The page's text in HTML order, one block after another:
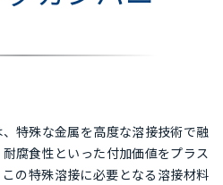
特殊な金属を高度な溶接技術で融
腐食性といった付加価値をプラス
の特殊溶接に必要となる溶接材料